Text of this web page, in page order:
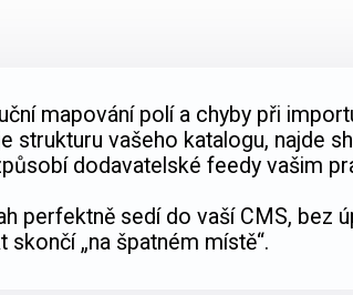
mapování polí a chyby při
strukturu vašeho katalogu, najde
dodavatelské feedy vašim
perfektně sedí do vaší CMS, bez
skončí „na špatném místě“.